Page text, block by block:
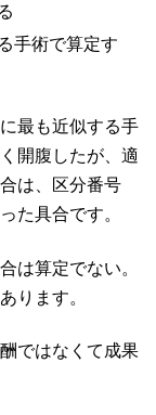
手術で算定す
最も近似する手
開腹したが、適
は、区分番号
た具合です。
は算定でない。
ります。
ではなくて成果